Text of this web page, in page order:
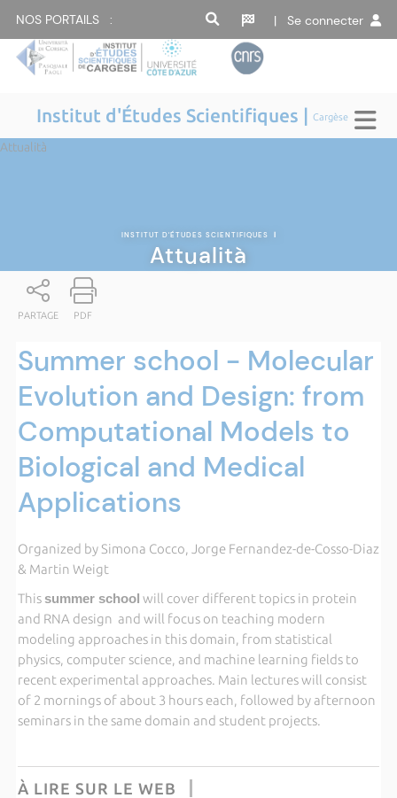
NOS PORTAILS : | Se connecter
Institut d'Études Scientifiques |Cargèse
Attualità
INSTITUT D'ÉTUDES SCIENTIFIQUES |
Attualità
PARTAGE PDF
Summer school - Molecular
Evolution and Design: from
Computational Models to
Biological and Medical
Applications
Organized by Simona Cocco, Jorge Fernandez-de-Cosso-Diaz
& Martin Weigt
This summer school will cover different topics in protein
and RNA design and will focus on teaching modern
modeling approaches in this domain, from statistical
physics, computer science, and machine learning fields to
recent experimental approaches. Main lectures will consist
of 2 mornings of about 3 hours each, followed by afternoon
seminars in the same domain and student projects.
À LIRE SUR LE WEB